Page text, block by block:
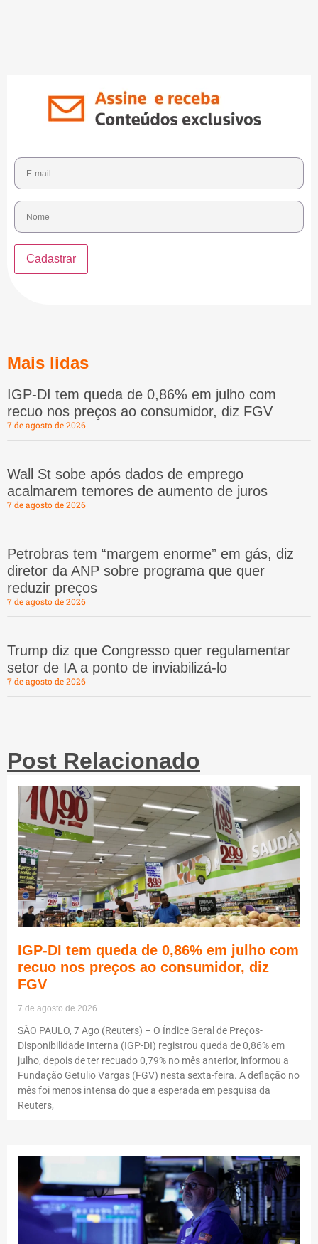
Mais lidas
IGP-DI tem queda de 0,86% em julho com
recuo nos preços ao consumidor, diz FGV
7 de agosto de 2026
Wall St sobe após dados de emprego
acalmarem temores de aumento de juros
7 de agosto de 2026
Petrobras tem “margem enorme” em gás, diz
diretor da ANP sobre programa que quer
reduzir preços
7 de agosto de 2026
Trump diz que Congresso quer regulamentar
setor de IA a ponto de inviabilizá-lo
7 de agosto de 2026
Post Relacionado
IGP-DI tem queda de 0,86% em julho com
recuo nos preços ao consumidor, diz
FGV
7 de agosto de 2026
SÃO PAULO, 7 Ago (Reuters) – O Índice Geral de Preços-
Disponibilidade Interna (IGP-DI) registrou queda de 0,86% em
julho, depois de ter recuado 0,79% no mês anterior, informou a
Fundação Getulio Vargas (FGV) nesta sexta-feira. A deflação no
mês foi menos intensa do que a esperada em pesquisa da
Reuters,